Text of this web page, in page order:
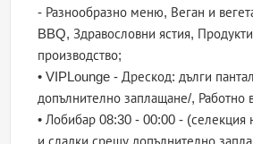
- Разнообразно меню, Веган и
BBQ, Здравословни ястия,
производство;
• VIPLounge - Дрескод: дълги
допълнително заплащане/, Работно
• Лобибар 08:30 - 00:00 - (селекция